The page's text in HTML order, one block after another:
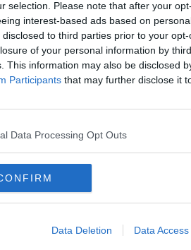
selection. Please note that after your
interest-based ads based on
disclosed to third parties prior to your
of your personal information by
This information may also be disclosed
Participants that may further disclose it
Data Processing Opt Outs
Data Deletion Data Access
di Caproni
a Leonardo
firenze